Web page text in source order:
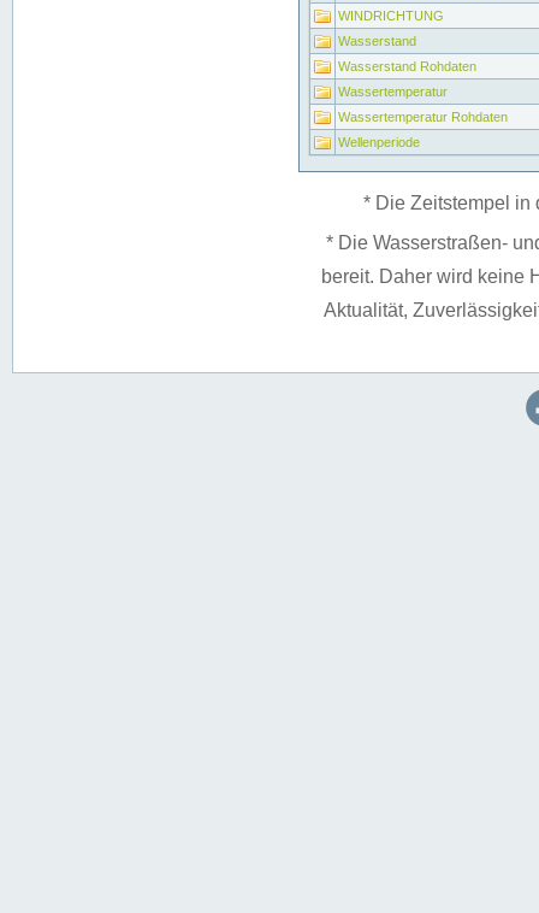
WINDRICHTUNG
Wasserstand
Wasserstand Rohdaten
Wassertemperatur
Wassertemperatur Rohdaten
Wellenperiode
* Die Zeitstempel in
* Die Wasserstraßen-
bereit. Daher wird keine
Aktualität,